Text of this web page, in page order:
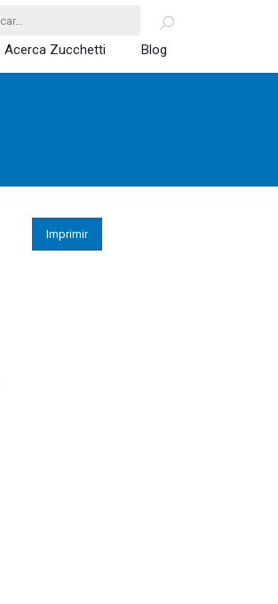
Acerca Zucchetti Blog
Imprimir